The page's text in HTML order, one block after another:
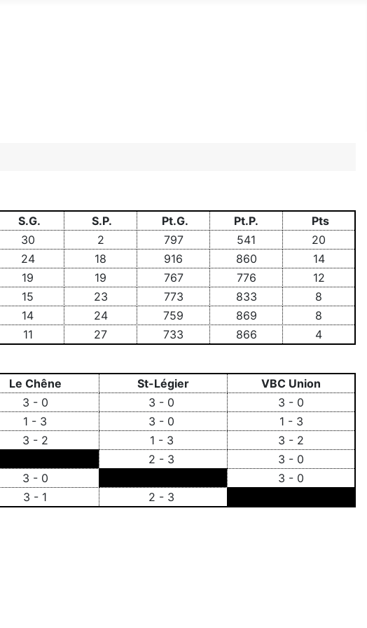
S.G. S.P. Pt.G. Pt.P.
Pts
30 2 797 541
20
24 18 916 860
14
19 19 767 776
12
15 23 773 833
8
14 24 759 869
8
11 27 733 866 4
Le Chêne St-Légier
VBC Union
3 - 0 3 - 0
3 - 0
1 - 3 3 - 0
1 - 3
3 - 2 1 - 3
3 - 2
2 - 3
3 - 0
3 - 0
3 - 0
3 - 1 2 - 3